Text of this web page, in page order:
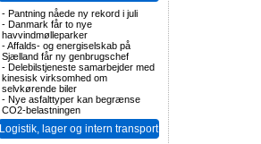
- Pantning nåede ny rekord i juli
- Danmark får to nye
havvindmølleparker
-Affalds- og energiselskab på
Sjælland får ny genbrugschef
- Delebilstjeneste samarbejder med
kinesisk virksomhed om
selvkørende biler
- Nye asfalttyper kan begrænse
CO2-belastningen
Logistik, lager og intern transport